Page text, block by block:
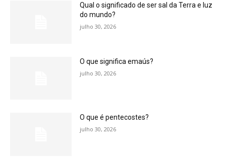
Qual o significado de ser sal da Terra e luz
do mundo?
julho 30, 2026
O que significa emaús?
julho 30, 2026
O que é pentecostes?
julho 30, 2026